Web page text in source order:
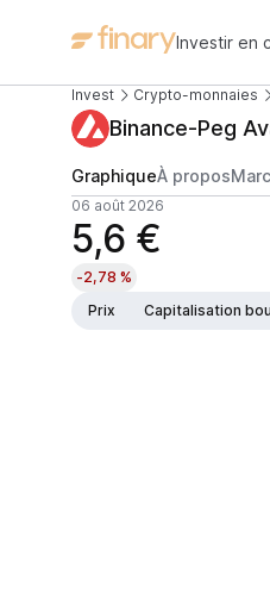
Investir en
Invest Crypto-monnaies
Binance-Peg
GraphiqueÀ propos
06 août 2026
5,6 €
-2,78 %
Prix
Capitalisation